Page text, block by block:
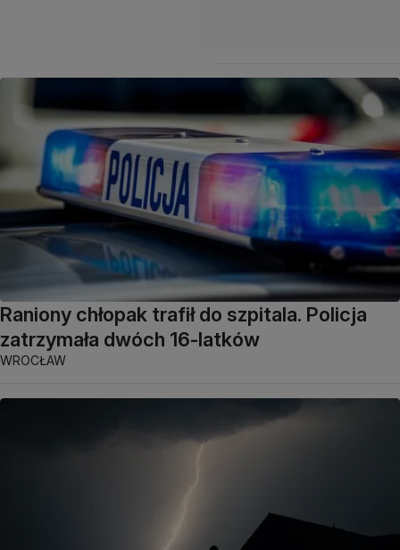
Raniony chłopak trafił do szpitala. Policja
zatrzymała dwóch 16-latków
WROCŁAW